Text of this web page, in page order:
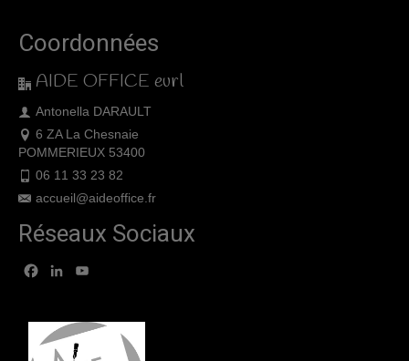
Coordonnées
AIDE OFFICE eurl
Antonella DARAULT
6 ZA La Chesnaie
POMMERIEUX 53400
06 11 33 23 82
accueil@aideoffice.fr
Réseaux Sociaux
Facebook
LinkedIn